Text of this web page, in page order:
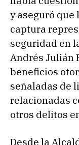
y aseguró que
captura
seguridad en
Andrés Julián
beneficios
señaladas de
relacionadas
otros delitos
Desde la